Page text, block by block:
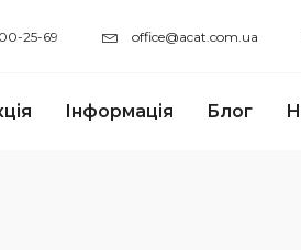
25-69 office@acat.com.ua
Інформація Блог